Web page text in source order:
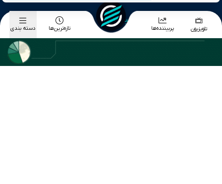
دسته بندی موضوعی اخبار
اخبار اقتصاد کلان
اخبار طلا و ارز
تلویزیون پربیننده‌ها تازه‌ترین‌ها دسته بندی